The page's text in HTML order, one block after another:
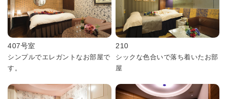
407号室
シンプルでエレガントなお部屋で
す。
210
シックな色合いで落ち着いたお部
屋